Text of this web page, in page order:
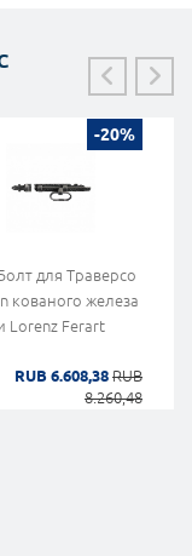
-20%
для Траверсо
кованого железа
Lorenz Ferart
RUB 6.608,38 RUB
8.260,48